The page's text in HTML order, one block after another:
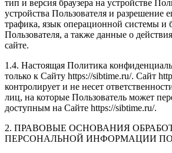
тип и версия браузера на устройстве
устройства Пользователя и разрешение
трафика, язык операционной системы и
Пользователя, а также данные о
сайте.
1.4. Настоящая Политика
только к Сайту https://sibtime.ru/. Сайт
контролирует и не несет
лиц, на которые Пользователь может
доступным на Сайте https://sibtime.ru/.
2. ПРАВОВЫЕ ОСНОВАНИЯ
ПЕРСОНАЛЬНОЙ ИНФОРМАЦИИ